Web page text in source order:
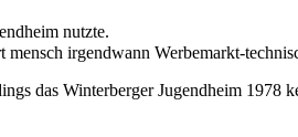
nutzte.
irgendwann Werbemarkt-
das Winterberger Jugendheim 1978